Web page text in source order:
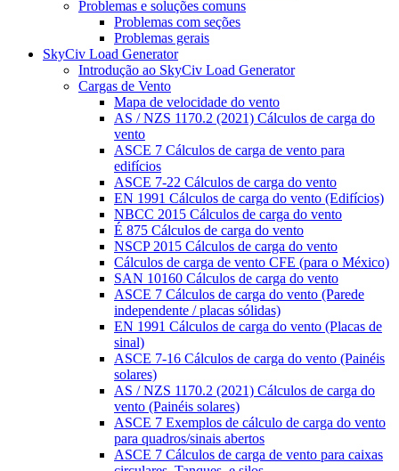
Problemas e soluções comuns
Problemas com seções
Problemas gerais
SkyCiv Load Generator
Introdução ao SkyCiv Load Generator
Cargas de Vento
Mapa de velocidade do vento
AS / NZS 1170.2 (2021) Cálculos de carga do
vento
ASCE 7 Cálculos de carga de vento para
edifícios
ASCE 7-22 Cálculos de carga do vento
EN 1991 Cálculos de carga do vento (Edifícios)
NBCC 2015 Cálculos de carga do vento
É 875 Cálculos de carga do vento
NSCP 2015 Cálculos de carga do vento
Cálculos de carga de vento CFE (para o México)
SAN 10160 Cálculos de carga do vento
ASCE 7 Cálculos de carga do vento (Parede
independente / placas sólidas)
EN 1991 Cálculos de carga do vento (Placas de
sinal)
ASCE 7-16 Cálculos de carga do vento (Painéis
solares)
AS / NZS 1170.2 (2021) Cálculos de carga do
vento (Painéis solares)
ASCE 7 Exemplos de cálculo de carga do vento
para quadros/sinais abertos
ASCE 7 Cálculos de carga de vento para caixas